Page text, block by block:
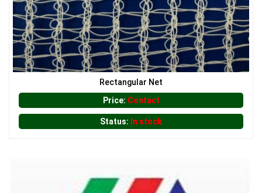
LƯỚI CHẮN CHIM
LƯỚI CHẮN GIÓ
LƯỚI CHẮN CÔN TRÙNG
Rectangular Net
Price: Contact
Status: In stock